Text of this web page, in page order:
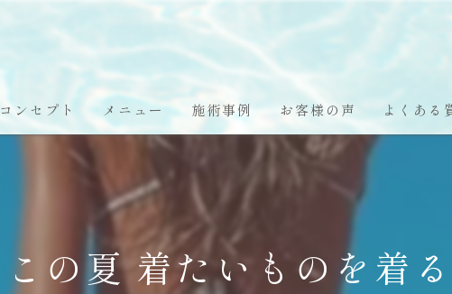
コンセプト メニュー 施術事例 お客様の声 よくある
この夏 着たいものを着